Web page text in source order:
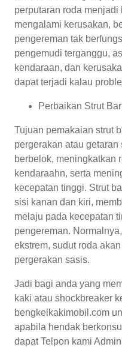
perputaran roda
mengalami kerusakan,
pengereman tak
pengemudi terganggu,
kendaraan, dan
dapat terjadi kalau
Perbaikan Strut Bar
Tujuan pemakaian strut
pergerakan atau getaran
berbelok, meningkatkan
kendaraahn, serta
kecepatan tinggi. Strut
sisi kanan dan kiri,
melaju pada kecepatan
pengereman.
ekstrem, sudut roda
pergerakan sasis.
Jadi bagi anda yang
kaki atau shockbreaker
bengkelkakimobil.com
apabila hendak
dapat Telpon kami